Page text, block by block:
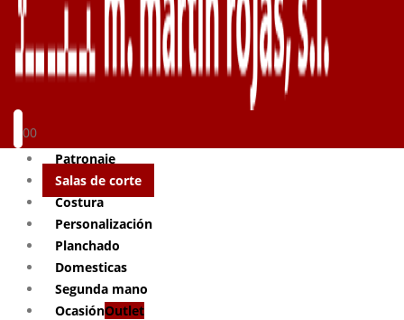
00
Patronaje
Salas de corte
Costura
Personalización
Planchado
Domesticas
Segunda mano
OcasiónOutlet